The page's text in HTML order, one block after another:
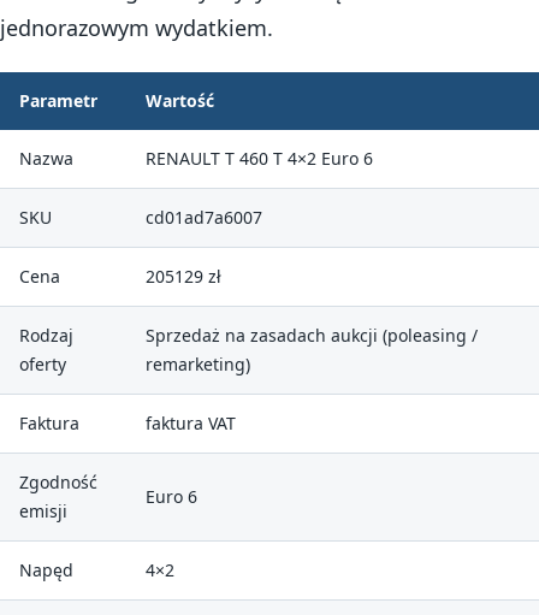
jednorazowym wydatkiem.
Parametr Wartość
Nazwa RENAULT T 460 T 4×2 Euro 6
SKU cd01ad7a6007
Cena 205129 zł
Rodzaj
oferty
Sprzedaż na zasadach aukcji (poleasing /
remarketing)
Faktura faktura VAT
Zgodność
emisji
Euro 6
Napęd 4×2